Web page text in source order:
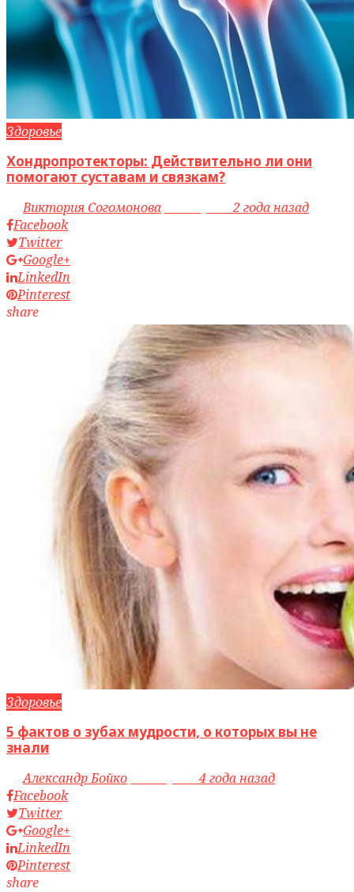
Здоровье
Хондропротекторы: Действительно ли они
помогают суставам и связкам?
byВиктория Согомонова access_time2 года назад
Facebook
Twitter
Google+
LinkedIn
Pinterest
share
Здоровье
5 фактов о зубах мудрости, о которых вы не
знали
byАлександр Бойко
4 года назад
Facebook
Twitter
Google+
LinkedIn
Pinterest
share